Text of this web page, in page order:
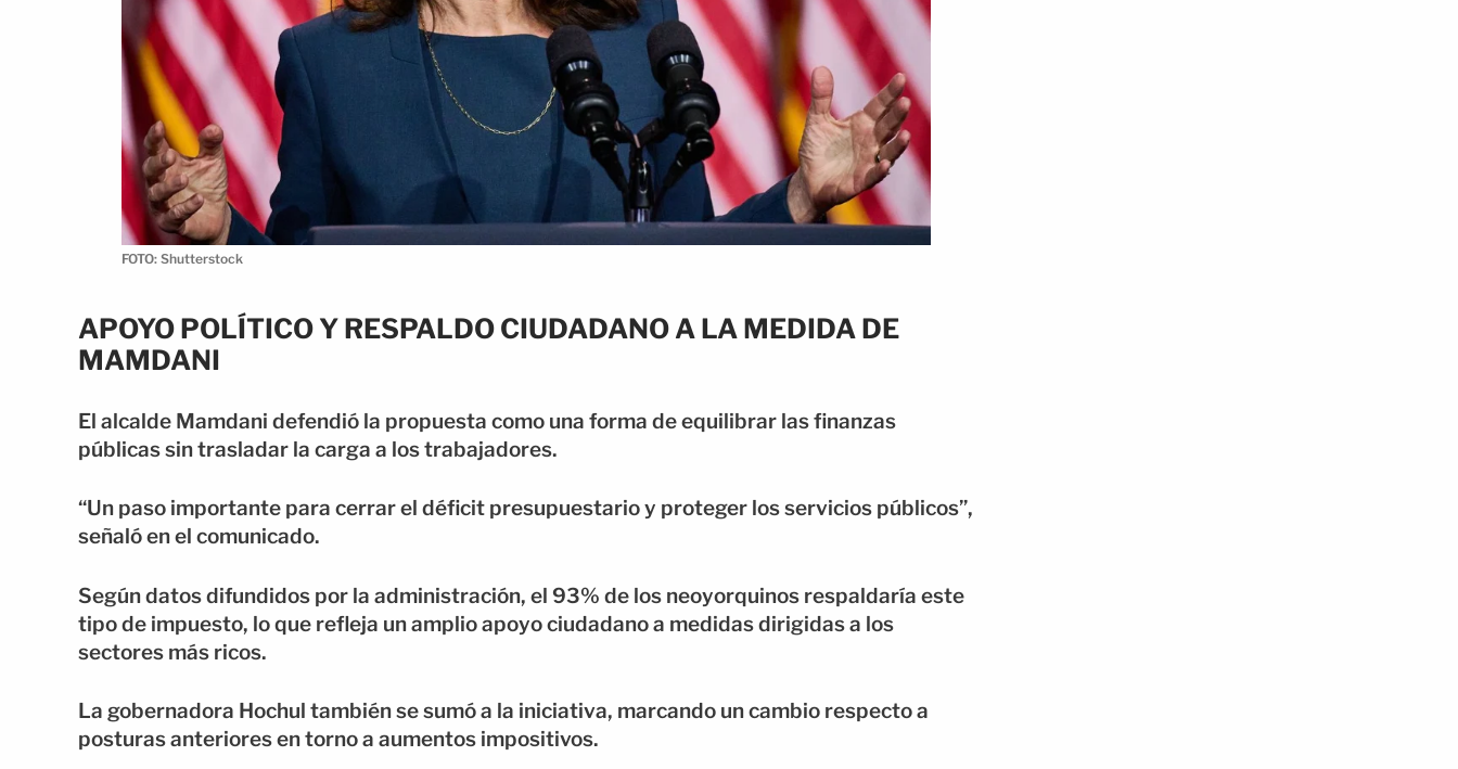
FOTO: Shutterstock
APOYO POLÍTICO Y RESPALDO CIUDADANO A LA MEDIDA DE
MAMDANI
El alcalde Mamdani defendió la propuesta como una forma de equilibrar las finanzas
públicas sin trasladar la carga a los trabajadores.
“Un paso importante para cerrar el déficit presupuestario y proteger los servicios públicos”,
señaló en el comunicado.
Según datos difundidos por la administración, el 93% de los neoyorquinos respaldaría este
tipo de impuesto, lo que refleja un amplio apoyo ciudadano a medidas dirigidas a los
sectores más ricos.
La gobernadora Hochul también se sumó a la iniciativa, marcando un cambio respecto a
posturas anteriores en torno a aumentos impositivos.